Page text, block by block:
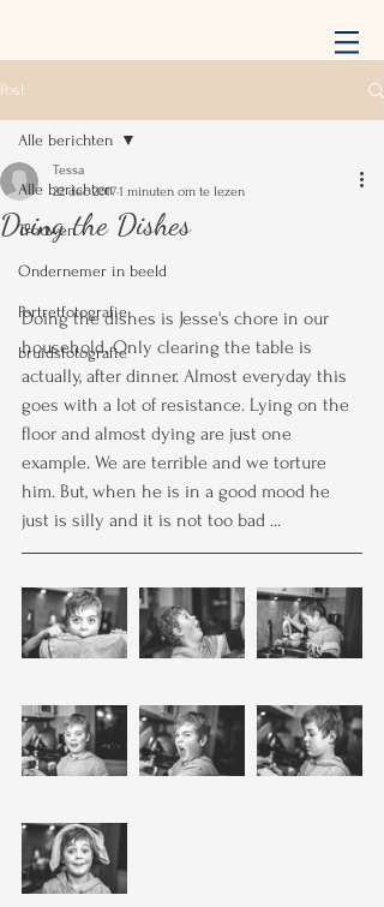
Post
Alle berichten
Trouwen
Ondernemer in beeld
Portretfotografie
bruidsfotografie
Alle berichten
Doing the Dishes
Tessa
22 dec 20171 minuten om te lezen
Doing the dishes is Jesse's chore in our
household. Only clearing the table is
actually, after dinner. Almost everyday this
goes with a lot of resistance. Lying on the
floor and almost dying are just one
example. We are terrible and we torture
him. But, when he is in a good mood he
just is silly and it is not too bad ...